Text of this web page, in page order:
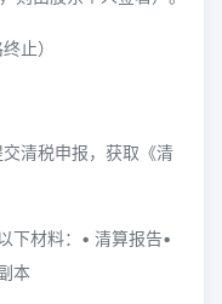
止）
清税申报，获取《清
材料：• 清算报告•
本